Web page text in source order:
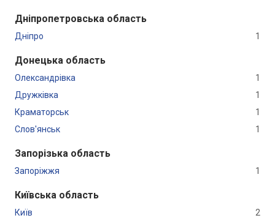
Дніпропетровська область
Дніпро 1
Донецька область
Олександрівка
1
Дружківка
1
Краматорськ
1
Слов'янськ
1
Запорізька область
Запоріжжя 1
Київська область
Київ 2